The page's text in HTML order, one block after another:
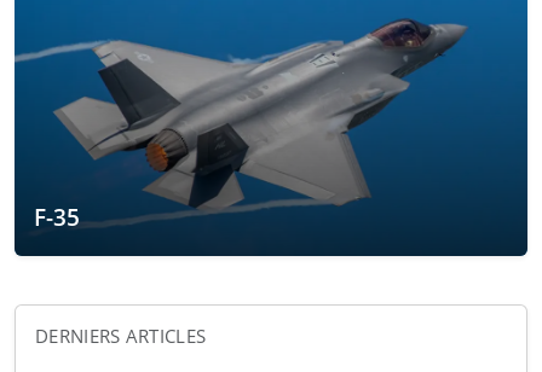
F-35
DERNIERS ARTICLES